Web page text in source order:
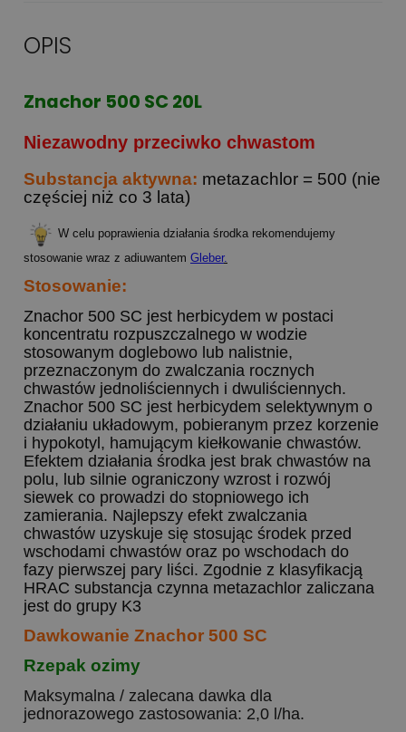
OPIS
Znachor 500 SC 20L
Niezawodny przeciwko chwastom
Substancja aktywna: metazachlor = 500 (nie
częściej niż co 3 lata)
W celu poprawienia działania środka rekomendujemy
stosowanie wraz z adiuwantem Gleber.
Stosowanie:
Znachor 500 SC jest herbicydem w postaci
koncentratu rozpuszczalnego w wodzie
stosowanym doglebowo lub nalistnie,
przeznaczonym do zwalczania rocznych
chwastów jednoliściennych i dwuliściennych.
Znachor 500 SC jest herbicydem selektywnym o
działaniu układowym, pobieranym przez korzenie
i hypokotyl, hamującym kiełkowanie chwastów.
Efektem działania środka jest brak chwastów na
polu, lub silnie ograniczony wzrost i rozwój
siewek co prowadzi do stopniowego ich
zamierania. Najlepszy efekt zwalczania
chwastów uzyskuje się stosując środek przed
wschodami chwastów oraz po wschodach do
fazy pierwszej pary liści. Zgodnie z klasyfikacją
HRAC substancja czynna metazachlor zaliczana
jest do grupy K3
Dawkowanie Znachor 500 SC
Rzepak ozimy
Maksymalna / zalecana dawka dla
jednorazowego zastosowania: 2,0 l/ha.